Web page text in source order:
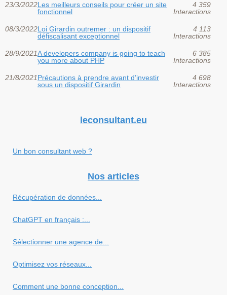
23/3/2022Les meilleurs conseils pour créer un site
fonctionnel
4 359
Interactions
08/3/2022Loi Girardin outremer : un dispositif
défiscalisant exceptionnel
4 113
Interactions
28/9/2021A developers company is going to teach
you more about PHP
6 385
Interactions
21/8/2021Précautions à prendre avant d’investir
sous un dispositif Girardin
4 698
Interactions
leconsultant.eu
Un bon consultant web ?
Nos articles
Récupération de données...
ChatGPT en français :...
Sélectionner une agence de...
Optimisez vos réseaux...
Comment une bonne conception...